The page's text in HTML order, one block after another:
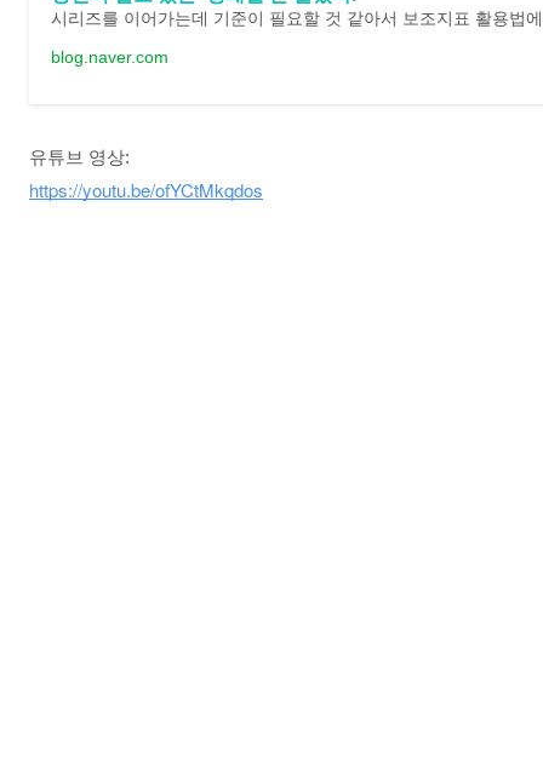
blog.naver.com
유튜브 영상:
https://youtu.be/ofYCtMkqdos